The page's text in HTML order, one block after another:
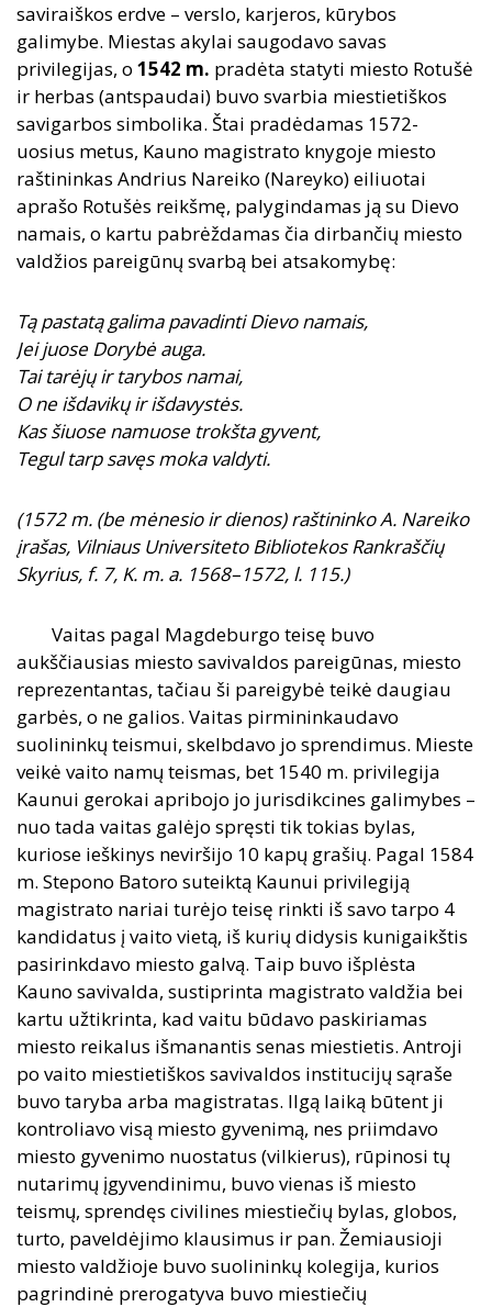
saviraiškos erdve – verslo, karjeros, kūrybos
galimybe. Miestas akylai saugodavo savas
privilegijas, o 1542 m. pradėta statyti miesto Rotušė
ir herbas (antspaudai) buvo svarbia miestietiškos
savigarbos simbolika. Štai pradėdamas 1572-
uosius metus, Kauno magistrato knygoje miesto
raštininkas Andrius Nareiko (Nareyko) eiliuotai
aprašo Rotušės reikšmę, palygindamas ją su Dievo
namais, o kartu pabrėždamas čia dirbančių miesto
valdžios pareigūnų svarbą bei atsakomybę:
Tą pastatą galima pavadinti Dievo namais,
Jei juose Dorybė auga.
Tai tarėjų ir tarybos namai,
O ne išdavikų ir išdavystės.
Kas šiuose namuose trokšta gyvent,
Tegul tarp savęs moka valdyti.
(1572 m. (be mėnesio ir dienos) raštininko A. Nareiko
įrašas, Vilniaus Universiteto Bibliotekos Rankraščių
Skyrius, f. 7, K. m. a. 1568–1572, l. 115.)
Vaitas pagal Magdeburgo teisę buvo
aukščiausias miesto savivaldos pareigūnas, miesto
reprezentantas, tačiau ši pareigybė teikė daugiau
garbės, o ne galios. Vaitas pirmininkaudavo
suolininkų teismui, skelbdavo jo sprendimus. Mieste
veikė vaito namų teismas, bet 1540 m. privilegija
Kaunui gerokai apribojo jo jurisdikcines galimybes –
nuo tada vaitas galėjo spręsti tik tokias bylas,
kuriose ieškinys neviršijo 10 kapų grašių. Pagal 1584
m. Stepono Batoro suteiktą Kaunui privilegiją
magistrato nariai turėjo teisę rinkti iš savo tarpo 4
kandidatus į vaito vietą, iš kurių didysis kunigaikštis
pasirinkdavo miesto galvą. Taip buvo išplėsta
Kauno savivalda, sustiprinta magistrato valdžia bei
kartu užtikrinta, kad vaitu būdavo paskiriamas
miesto reikalus išmanantis senas miestietis. Antroji
po vaito miestietiškos savivaldos institucijų sąraše
buvo taryba arba magistratas. Ilgą laiką būtent ji
kontroliavo visą miesto gyvenimą, nes priimdavo
miesto gyvenimo nuostatus (vilkierus), rūpinosi tų
nutarimų įgyvendinimu, buvo vienas iš miesto
teismų, sprendęs civilines miestiečių bylas, globos,
turto, paveldėjimo klausimus ir pan. Žemiausioji
miesto valdžioje buvo suolininkų kolegija, kurios
pagrindinė prerogatyva buvo miestiečių